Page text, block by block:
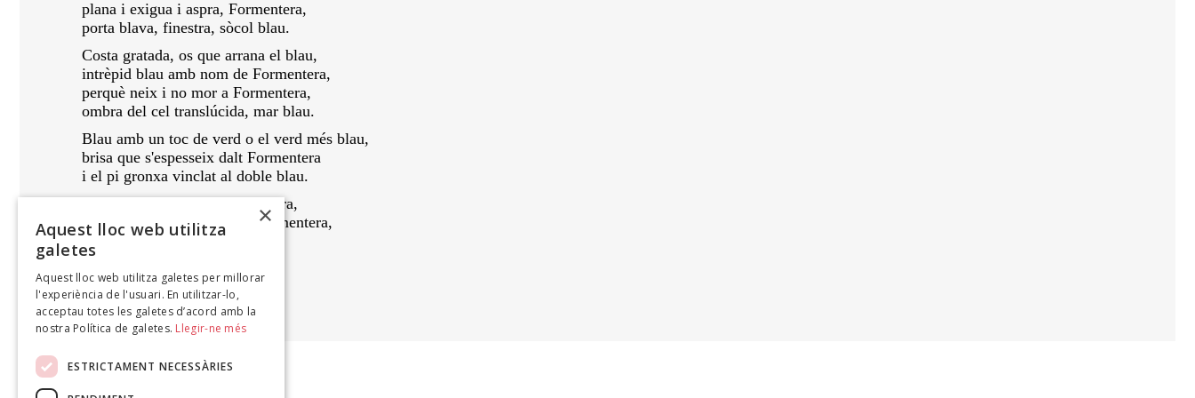
plana i exigua i aspra, Formentera,
porta blava, finestra, sòcol blau.
Costa gratada, os que arrana el blau,
intrèpid blau amb nom de Formentera,
perquè neix i no mor a Formentera,
ombra del cel translúcida, mar blau.
Blau amb un toc de verd o el verd més blau,
brisa que s'espesseix dalt Formentera
i el pi gronxa vinclat al doble blau.
Aljub, molí, figuera, Formentera,
camins, parets, estanys de Formentera,
savina, farigola, elèctric blau.
JOSEP MARÍ
,
×
Aquest lloc web utilitza
galetes
Aquest lloc web utilitza galetes per millorar
l'experiència de l'usuari. En utilitzar-lo,
acceptau totes les galetes d’acord amb la
nostra Política de galetes. Llegir-ne més
ESTRICTAMENT NECESSÀRIES